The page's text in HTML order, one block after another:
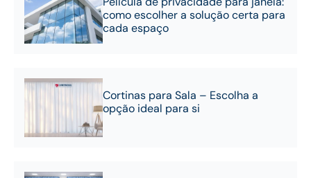
como escolher a solução certa para
cada espaço
Cortinas para Sala – Escolha a
opção ideal para si